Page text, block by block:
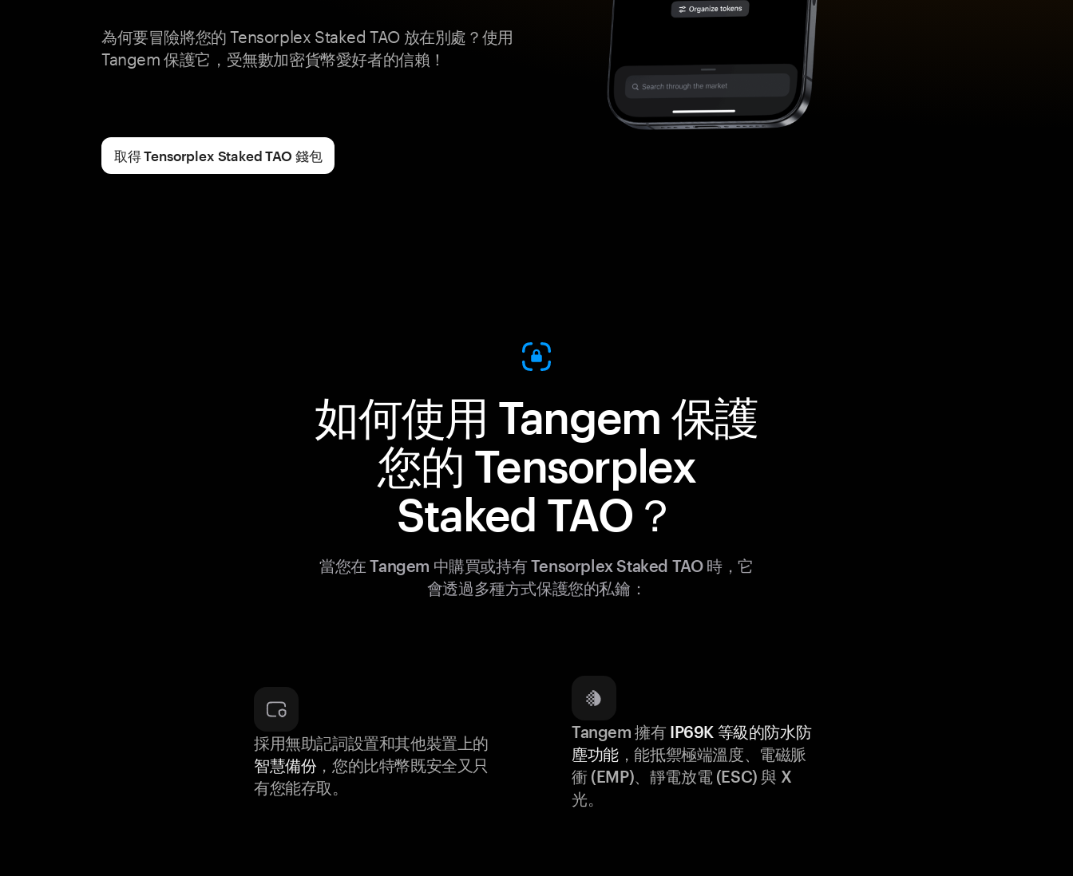
為何要冒險將您的 Tensorplex Staked TAO 放在別處？使用
Tangem 保護它，受無數加密貨幣愛好者的信賴！
取得 Tensorplex Staked TAO 錢包
如何使用 Tangem 保護
您的 Tensorplex
Staked TAO？
當您在 Tangem 中購買或持有 Tensorplex Staked TAO 時，它
會透過多種方式保護您的私鑰：
採用無助記詞設置和其他裝置上的
智慧備份，您的比特幣既安全又只
有您能存取。
Tangem 擁有 IP69K 等級的防水防
塵功能，能抵禦極端溫度、電磁脈
衝 (EMP)、靜電放電 (ESC) 與 X
光。